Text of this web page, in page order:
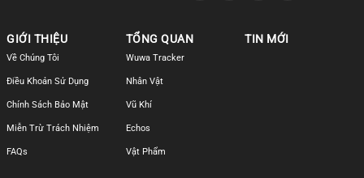
GIỚI THIỆU
Về Chúng Tôi
Điều Khoản Sử Dụng
Chính Sách Bảo Mật
Miễn Trừ Trách Nhiệm
FAQs
TỔNG QUAN
Wuwa Tracker
Nhân Vật
Vũ Khí
Echos
Vật Phẩm
TIN MỚI